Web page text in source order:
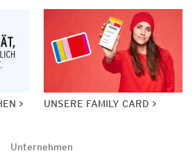
UNSERE FAMILY CARD
Unternehmen